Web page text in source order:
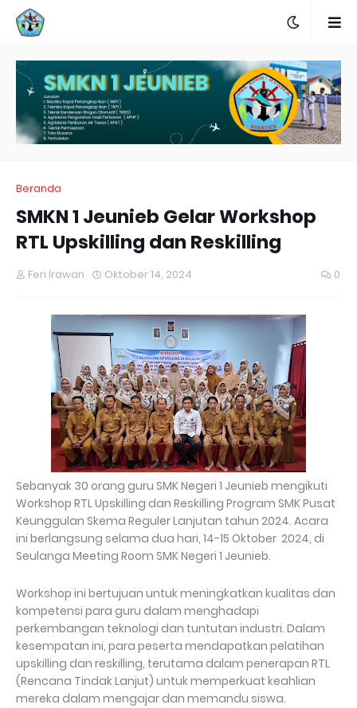
Beranda
SMKN 1 Jeunieb Gelar Workshop
RTL Upskilling dan Reskilling
Feri Irawan Oktober 14, 2024 0
Sebanyak 30 orang guru SMK Negeri 1 Jeunieb mengikuti
Workshop RTL Upskilling dan Reskilling Program SMK Pusat
Keunggulan Skema Reguler Lanjutan tahun 2024. Acara
ini berlangsung selama dua hari, 14-15 Oktober 2024, di
Seulanga Meeting Room SMK Negeri 1 Jeunieb.
Workshop ini bertujuan untuk meningkatkan kualitas dan
kompetensi para guru dalam menghadapi
perkembangan teknologi dan tuntutan industri. Dalam
kesempatan ini, para peserta mendapatkan pelatihan
upskilling dan reskilling, terutama dalam penerapan RTL
(Rencana Tindak Lanjut) untuk memperkuat keahlian
mereka dalam mengajar dan memandu siswa.